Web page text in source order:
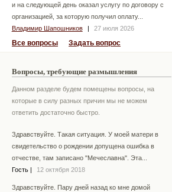
и на следующей день оказал услугу по договору с
организацией, за которую получил оплату...
Владимир Шапошников
| 27 июля 2026
Все вопросы Задать вопрос
Вопросы, требующие размышления
Данном разделе будем помещены вопросы, на
которые в силу разных причин мы не можем
ответить достаточно быстро.
Здравствуйте. Такая ситуация. У моей матери в
свидетельство о рождении допущена ошибка в
отчестве, там записано "Мечеславна". Эта...
Гость
12 октября 2018
Здравствуйте. Пару дней назад ко мне домой